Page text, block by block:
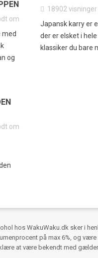
om
med
og
18902 visninger
Japansk karry er
der er elsket i
klassiker du bare
om
hos WakuWaku.dk sker i
på max 6%, og
at være bekendt med